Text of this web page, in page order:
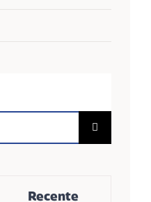
Recente